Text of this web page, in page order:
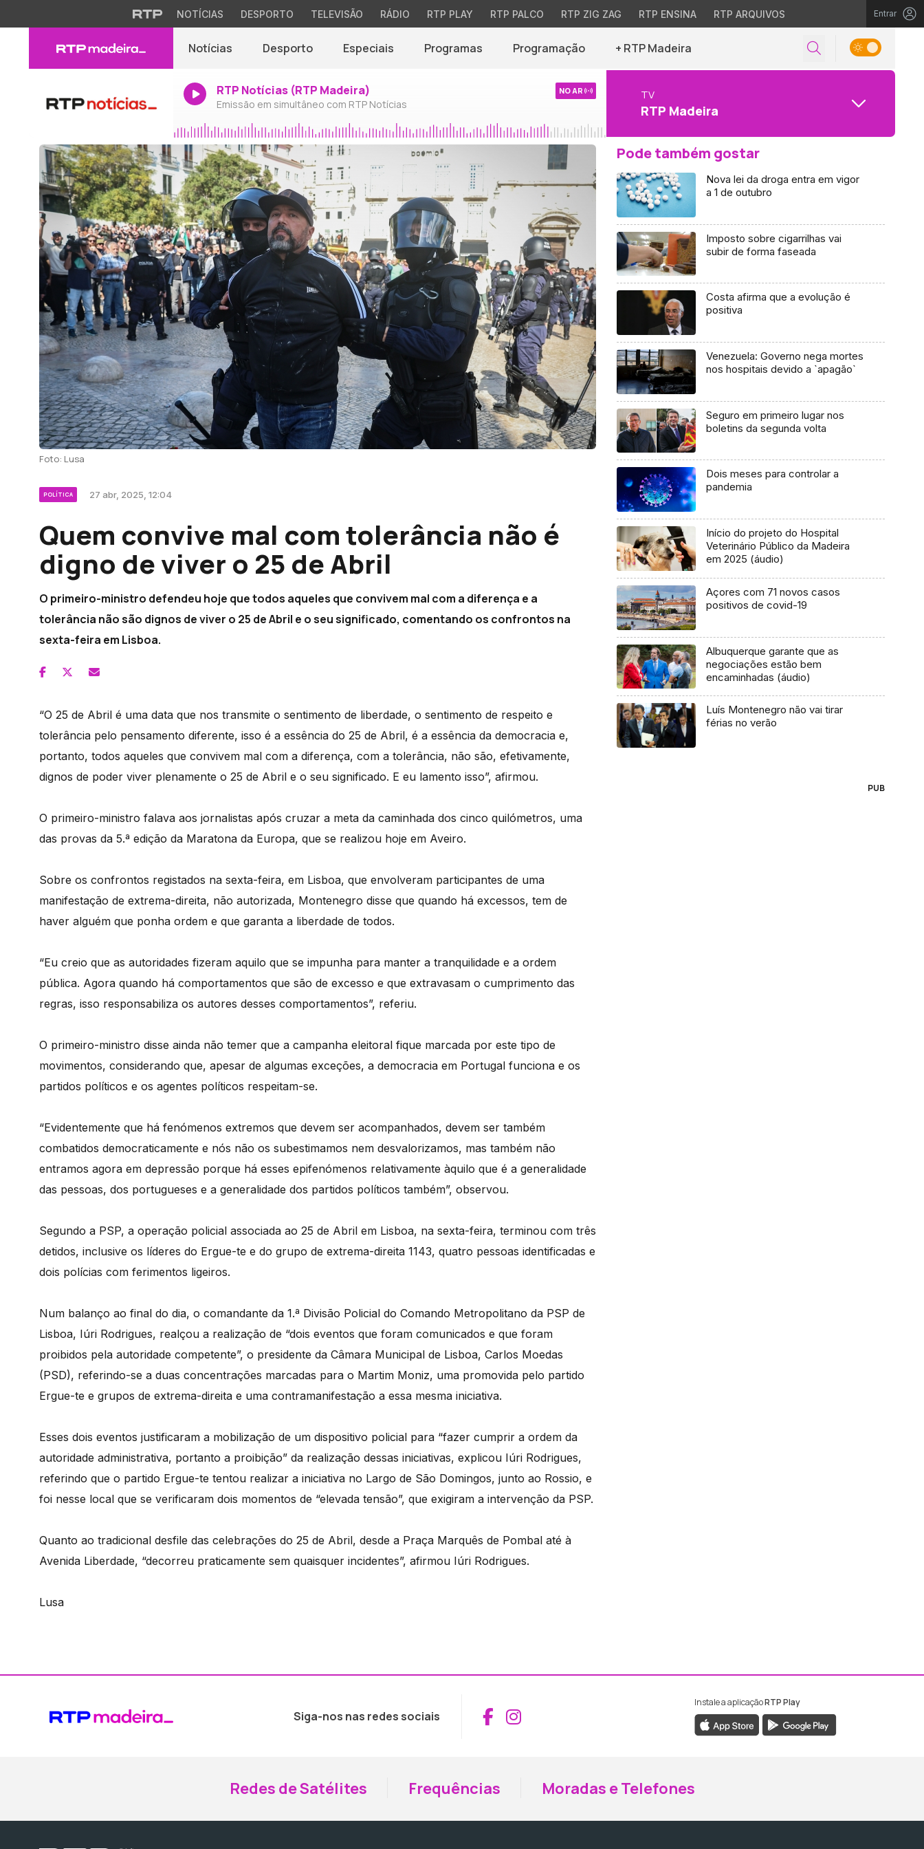
NOTÍCIAS DESPORTO TELEVISÃO RÁDIO RTP PLAY RTP PALCO RTP ZIG ZAG RTP ENSINA RTP ARQUIVOS Entrar
Notícias Desporto Especiais Programas Programação + RTP Madeira
RTP Notícias (RTP Madeira)
Emissão em simultâneo com RTP Notícias
NO AR TV
RTP Madeira
Foto: Lusa
POLÍTICA 27 abr, 2025, 12:04
Quem convive mal com tolerância não é
digno de viver o 25 de Abril
O primeiro-ministro defendeu hoje que todos aqueles que convivem mal com a diferença e a
tolerância não são dignos de viver o 25 de Abril e o seu significado, comentando os confrontos na
sexta-feira em Lisboa.
“O 25 de Abril é uma data que nos transmite o sentimento de liberdade, o sentimento de respeito e
tolerância pelo pensamento diferente, isso é a essência do 25 de Abril, é a essência da democracia e,
portanto, todos aqueles que convivem mal com a diferença, com a tolerância, não são, efetivamente,
dignos de poder viver plenamente o 25 de Abril e o seu significado. E eu lamento isso”, afirmou.
O primeiro-ministro falava aos jornalistas após cruzar a meta da caminhada dos cinco quilómetros, uma
das provas da 5.ª edição da Maratona da Europa, que se realizou hoje em Aveiro.
Sobre os confrontos registados na sexta-feira, em Lisboa, que envolveram participantes de uma
manifestação de extrema-direita, não autorizada, Montenegro disse que quando há excessos, tem de
haver alguém que ponha ordem e que garanta a liberdade de todos.
“Eu creio que as autoridades fizeram aquilo que se impunha para manter a tranquilidade e a ordem
pública. Agora quando há comportamentos que são de excesso e que extravasam o cumprimento das
regras, isso responsabiliza os autores desses comportamentos”, referiu.
O primeiro-ministro disse ainda não temer que a campanha eleitoral fique marcada por este tipo de
movimentos, considerando que, apesar de algumas exceções, a democracia em Portugal funciona e os
partidos políticos e os agentes políticos respeitam-se.
“Evidentemente que há fenómenos extremos que devem ser acompanhados, devem ser também
combatidos democraticamente e nós não os subestimamos nem desvalorizamos, mas também não
entramos agora em depressão porque há esses epifenómenos relativamente àquilo que é a generalidade
das pessoas, dos portugueses e a generalidade dos partidos políticos também”, observou.
Segundo a PSP, a operação policial associada ao 25 de Abril em Lisboa, na sexta-feira, terminou com três
detidos, inclusive os líderes do Ergue-te e do grupo de extrema-direita 1143, quatro pessoas identificadas e
dois polícias com ferimentos ligeiros.
Num balanço ao final do dia, o comandante da 1.ª Divisão Policial do Comando Metropolitano da PSP de
Lisboa, Iúri Rodrigues, realçou a realização de “dois eventos que foram comunicados e que foram
proibidos pela autoridade competente”, o presidente da Câmara Municipal de Lisboa, Carlos Moedas
(PSD), referindo-se a duas concentrações marcadas para o Martim Moniz, uma promovida pelo partido
Ergue-te e grupos de extrema-direita e uma contramanifestação a essa mesma iniciativa.
Esses dois eventos justificaram a mobilização de um dispositivo policial para “fazer cumprir a ordem da
autoridade administrativa, portanto a proibição” da realização dessas iniciativas, explicou Iúri Rodrigues,
referindo que o partido Ergue-te tentou realizar a iniciativa no Largo de São Domingos, junto ao Rossio, e
foi nesse local que se verificaram dois momentos de “elevada tensão”, que exigiram a intervenção da PSP.
Quanto ao tradicional desfile das celebrações do 25 de Abril, desde a Praça Marquês de Pombal até à
Avenida Liberdade, “decorreu praticamente sem quaisquer incidentes”, afirmou Iúri Rodrigues.
Lusa
Pode também gostar
Nova lei da droga entra em vigor
a 1 de outubro
Imposto sobre cigarrilhas vai
subir de forma faseada
Costa afirma que a evolução é
positiva
Venezuela: Governo nega mortes
nos hospitais devido a `apagão`
Seguro em primeiro lugar nos
boletins da segunda volta
Dois meses para controlar a
pandemia
Início do projeto do Hospital
Veterinário Público da Madeira
em 2025 (áudio)
Açores com 71 novos casos
positivos de covid-19
Albuquerque garante que as
negociações estão bem
encaminhadas (áudio)
Luís Montenegro não vai tirar
férias no verão
PUB
Siga-nos nas redes sociais Aceder ao Facebook da RTP Madeira
Aceder ao Instagram da RTP Madeira
Instale a aplicaçãoRTP Play
Redes de Satélites Frequências Moradas e Telefones